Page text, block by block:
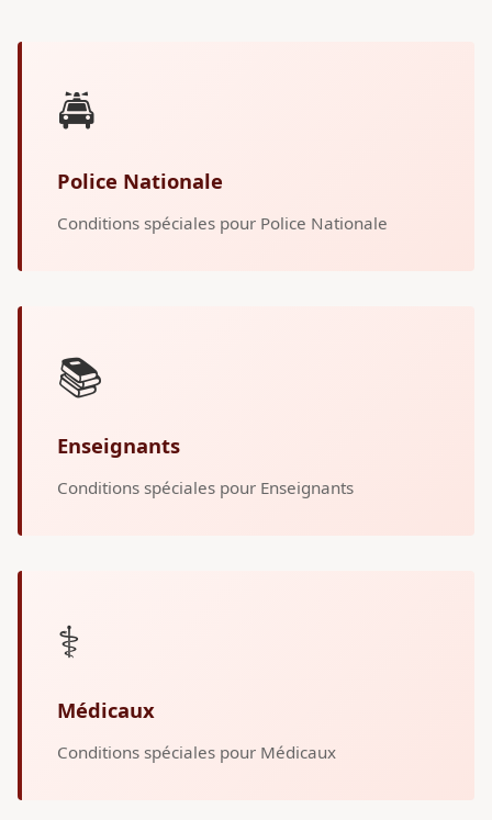
🚔
Police Nationale
Conditions spéciales pour Police Nationale
📚
Enseignants
Conditions spéciales pour Enseignants
⚕️
Médicaux
Conditions spéciales pour Médicaux